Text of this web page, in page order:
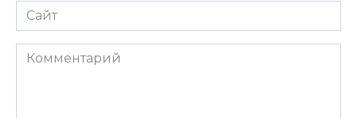
Сайт
Комментарий